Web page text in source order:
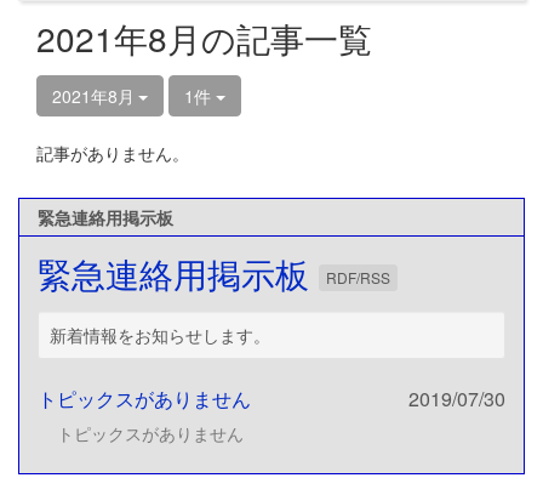
2021年8月の記事一覧
2021年8月 1件
記事がありません。
緊急連絡用掲示板
緊急連絡用掲示板 RDF/RSS
新着情報をお知らせします。
トピックスがありません 2019/07/30
トピックスがありません